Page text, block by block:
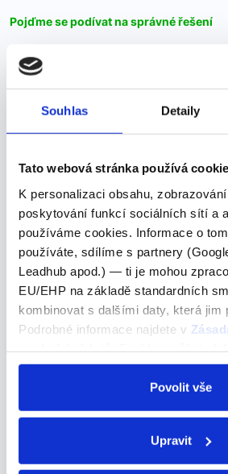
Souhlas Detaily
Tato webová stránka používá
K personalizaci obsahu,
poskytování funkcí sociálních sítí a
používáme cookies. Informace o
používáte, sdílíme s partnery
Leadhub apod.) — ti je mohou
EU/EHP na základě standardních
kombinovat s dalšími daty, která jim
Podrobné informace najdete v
odvolat v nastavení cookies,
Povolit vše
Upravit
Pojďme se podívat na správné řešení
Its population is around
000 obyvatel.A) His B) Its C) Their
taky opakovali, že? His je pro
auto, his parents - jeho rodiče…
USA where
Pojďme se podívat na správné řešení
This is why the island is one of
USA where people still speak the
colonial past.Proto je ostrov
all the